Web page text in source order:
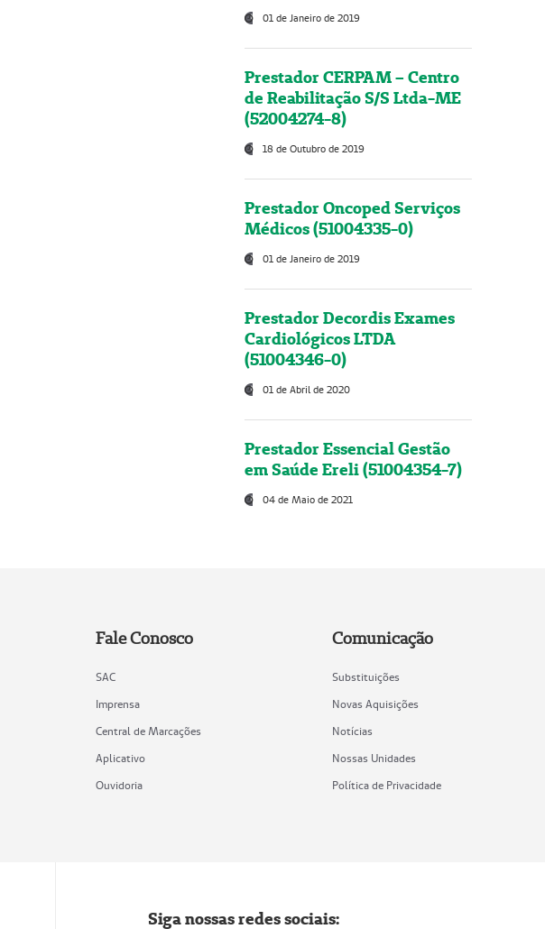
01 de Janeiro de 2019
Prestador CERPAM – Centro
de Reabilitação S/S Ltda-ME
(52004274-8)
18 de Outubro de 2019
Prestador Oncoped Serviços
Médicos (51004335-0)
01 de Janeiro de 2019
Prestador Decordis Exames
Cardiológicos LTDA
(51004346-0)
01 de Abril de 2020
Prestador Essencial Gestão
em Saúde Ereli (51004354-7)
04 de Maio de 2021
Fale Conosco
SAC
Imprensa
Central de Marcações
Aplicativo
Ouvidoria
Comunicação
Substituições
Novas Aquisições
Notícias
Nossas Unidades
Política de Privacidade
Siga nossas redes sociais: